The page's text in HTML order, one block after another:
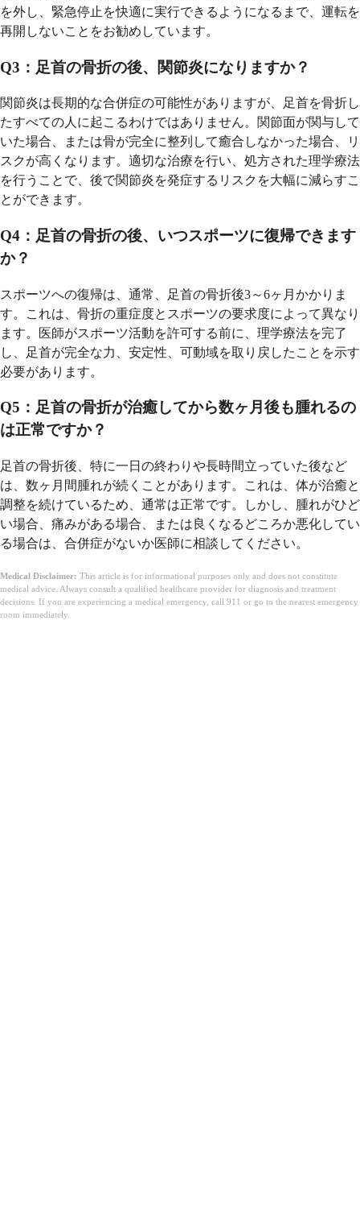
を外し、緊急停止を快適に実行できるようになるまで、運転を
再開しないことをお勧めしています。
Q3：足首の骨折の後、関節炎になりますか？
関節炎は長期的な合併症の可能性がありますが、足首を骨折し
たすべての人に起こるわけではありません。関節面が関与して
いた場合、または骨が完全に整列して癒合しなかった場合、リ
スクが高くなります。適切な治療を行い、処方された理学療法
を行うことで、後で関節炎を発症するリスクを大幅に減らすこ
とができます。
Q4：足首の骨折の後、いつスポーツに復帰できます
か？
スポーツへの復帰は、通常、足首の骨折後3～6ヶ月かかりま
す。これは、骨折の重症度とスポーツの要求度によって異なり
ます。医師がスポーツ活動を許可する前に、理学療法を完了
し、足首が完全な力、安定性、可動域を取り戻したことを示す
必要があります。
Q5：足首の骨折が治癒してから数ヶ月後も腫れるの
は正常ですか？
足首の骨折後、特に一日の終わりや長時間立っていた後など
は、数ヶ月間腫れが続くことがあります。これは、体が治癒と
調整を続けているため、通常は正常です。しかし、腫れがひど
い場合、痛みがある場合、または良くなるどころか悪化してい
る場合は、合併症がないか医師に相談してください。
Medical Disclaimer: This article is for informational purposes only and does not constitute
medical advice. Always consult a qualified healthcare provider for diagnosis and treatment
decisions. If you are experiencing a medical emergency, call 911 or go to the nearest emergency
room immediately.